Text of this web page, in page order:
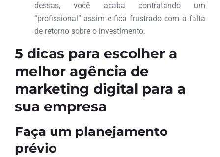
dessas, você acaba contratando um
“profissional” assim e fica frustrado com a falta
de retorno sobre o investimento.
5 dicas para escolher a
melhor agência de
marketing digital para a
sua empresa
Faça um planejamento
prévio